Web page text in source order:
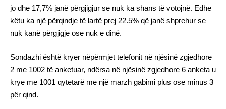
jo dhe 17,7% janë përgjigjur se nuk ka shans të votojnë. Edhe
këtu ka një përqindje të lartë prej 22.5% që janë shprehur se
nuk kanë përgjigje ose nuk e dinë.
Sondazhi është kryer nëpërmjet telefonit në njësinë zgjedhore
2 me 1002 të anketuar, ndërsa në njësinë zgjedhore 6 anketa u
krye me 1001 qytetarë me një marzh gabimi plus ose minus 3
për qind.